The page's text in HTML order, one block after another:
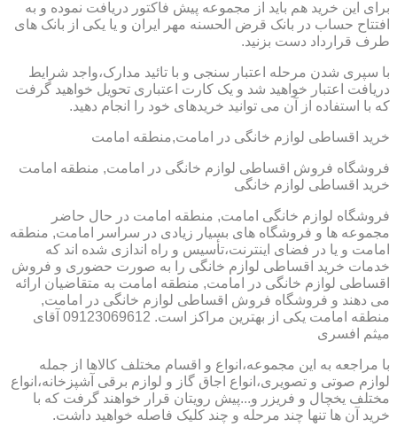
برای این خرید هم باید از مجموعه پیش فاکتور دریافت نموده و به
افتتاح حساب در بانک قرض الحسنه مهر ایران و یا یکی از بانک های
طرف قرارداد دست بزنید.
با سپری شدن مرحله اعتبار سنجی و با تائید مدارک،واجد شرایط
دریافت اعتبار خواهید شد و یک کارت اعتباری تحویل خواهید گرفت
که با استفاده از آن می توانید خریدهای خود را انجام دهید.
خرید اقساطی لوازم خانگی در امامت,منطقه امامت
فروشگاه فروش اقساطی لوازم خانگی در امامت, منطقه امامت
خرید اقساطی لوازم خانگی
فروشگاه لوازم خانگی امامت, منطقه امامت در حال حاضر
مجموعه ها و فروشگاه های بسیار زیادی در سراسر امامت, منطقه
امامت و یا در فضای اینترنت،تأسیس و راه اندازی شده اند که
خدمات خرید اقساطی لوازم خانگی را به صورت حضوری و فروش
اقساطی لوازم خانگی در امامت, منطقه امامت به متقاضیان ارائه
می دهند و فروشگاه فروش اقساطی لوازم خانگی در امامت,
منطقه امامت یکی از بهترین مراکز است. 09123069612 آقای
میثم افسری
با مراجعه به این مجموعه،انواع و اقسام مختلف کالاها از جمله
لوازم صوتی و تصویری،انواع اجاق گاز و لوازم برقی آشپزخانه،انواع
مختلف یخچال و فریزر و...پیش رویتان قرار خواهند گرفت که با
خرید آن ها تنها چند مرحله و چند کلیک فاصله خواهید داشت.